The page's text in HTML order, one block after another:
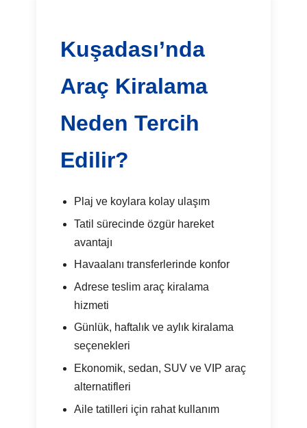
Kuşadası’nda
Araç Kiralama
Neden Tercih
Edilir?
Plaj ve koylara kolay ulaşım
Tatil sürecinde özgür hareket
avantajı
Havaalanı transferlerinde konfor
Adrese teslim araç kiralama
hizmeti
Günlük, haftalık ve aylık kiralama
seçenekleri
Ekonomik, sedan, SUV ve VIP araç
alternatifleri
Aile tatilleri için rahat kullanım